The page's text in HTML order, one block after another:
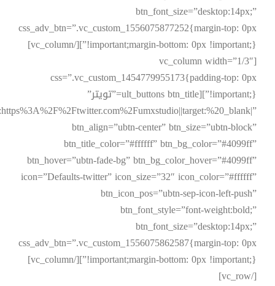
btn_font_size=”desktop:14px;”
css_adv_btn=”.vc_custom_1556075877252{margin-top: 0px
!important;margin-bottom: 0px !important;}”][/vc_column]
[vc_column width=”1/3″
css=”.vc_custom_1454779955173{padding-top: 0px
!important;}”][ult_buttons btn_title=”تويتر”
btn_align=”ubtn-center” btn_size=”ubtn-block”
btn_title_color=”#ffffff” btn_bg_color=”#4099ff”
btn_hover=”ubtn-fade-bg” btn_bg_color_hover=”#4099ff”
icon=”Defaults-twitter” icon_size=”32″ icon_color=”#ffffff”
btn_icon_pos=”ubtn-sep-icon-left-push”
btn_font_style=”font-weight:bold;”
btn_font_size=”desktop:14px;”
css_adv_btn=”.vc_custom_1556075862587{margin-top: 0px
!important;margin-bottom: 0px !important;}”][/vc_column]
[/vc_row]